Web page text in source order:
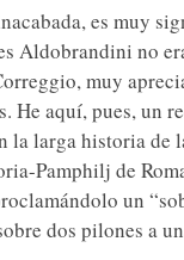
es muy
Aldobrandini no
muy
He aquí, pues, un
la larga historia de
Pamphilj de
un
dos pilones a